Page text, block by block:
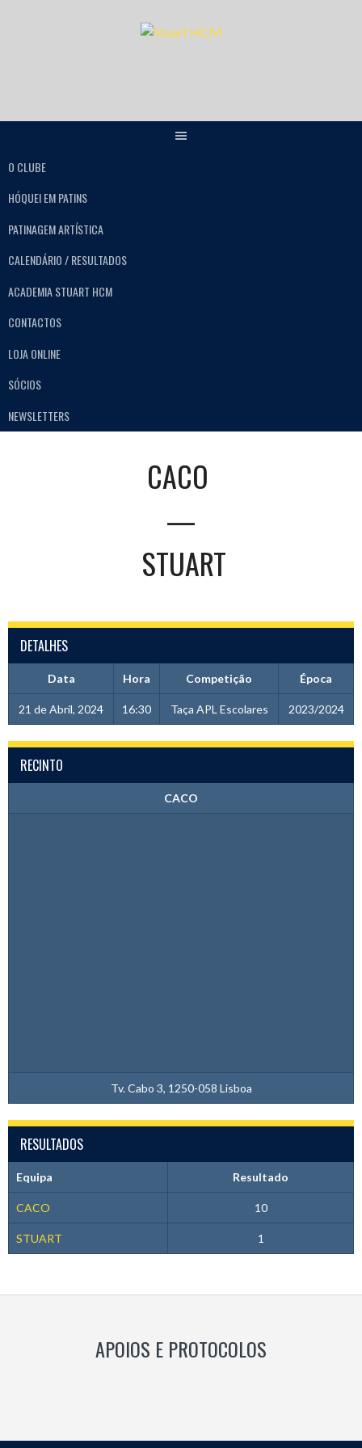
O CLUBE
HÓQUEI EM PATINS
PATINAGEM ARTÍSTICA
CALENDÁRIO / RESULTADOS
ACADEMIA STUART HCM
CONTACTOS
LOJA ONLINE
SÓCIOS
NEWSLETTERS
CACO
—
STUART
DETALHES
Data Hora Competição Época
21 de Abril, 2024 16:30 Taça APL Escolares 2023/2024
RECINTO
CACO
Tv. Cabo 3, 1250-058 Lisboa
RESULTADOS
Equipa Resultado
CACO 10
STUART 1
APOIOS E PROTOCOLOS